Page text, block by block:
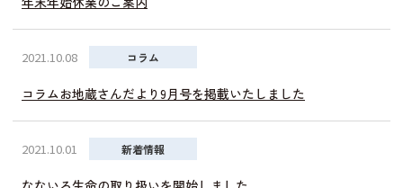
2021.10.08 コラム
コラムお地蔵さんだより9月号を掲載いたしました
2021.10.01 新着情報